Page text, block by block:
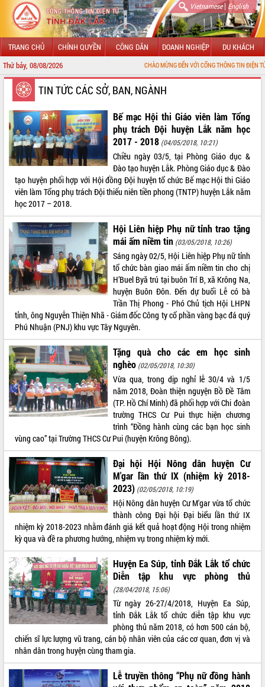
Vietnamese| English
TRANG CHỦ CHÍNH QUYỀN CÔNG DÂN DOANH NGHIỆP DU KHÁCH
Thứ bảy, 08/08/2026 CHÀO MỪNG ĐẾN VỚI CỔNG THÔNG TIN ĐIỆN TỬ TỈNH ĐẮK LẮK
GIỚI THIỆU
LÃNH ĐẠO UBND TỈNH
TIN TỨC SỰ KIỆN
SỞ, BAN, NGÀNH
UBND CÁC XÃ, PHƯỜNG
THÔNG TIN CHỈ ĐẠO ĐIỀU HÀNH
HỆ THỐNG VĂN BẢN
VĂN BẢN HĐND TỈNH
ĐIỂM TIN VĂN BẢN
VIDEO
Không có file video nào để phát.
ALBUM ẢNH
TIN TỨC CÁC SỞ, BAN, NGÀNH
Bế mạc Hội thi Giáo viên làm Tổng
phụ trách Đội huyện Lắk năm học
2017 - 2018 (04/05/2018, 10:21)
Chiều ngày 03/5, tại Phòng Giáo dục &
Đào tạo huyện Lắk. Phòng Giáo dục & Đào
tạo huyện phối hợp với Hội đồng Đội huyện tổ chức Bế mạc Hội thi Giáo
viên làm Tổng phụ trách Đội thiếu niên tiền phong (TNTP) huyện Lắk năm
học 2017 – 2018.
Hội Liên hiệp Phụ nữ tỉnh trao tặng
mái ấm niềm tin (03/05/2018, 10:26)
Sáng ngày 02/5, Hội Liên hiệp Phụ nữ tỉnh
tổ chức bàn giao mái ấm niềm tin cho chị
H’Buel Byă trú tại buôn Trí B, xã Krông Na,
huyện Buôn Đôn. Đến dự buổi Lễ có bà
Trần Thị Phong - Phó Chủ tịch Hội LHPN
tỉnh, ông Nguyễn Thiện Nhã - Giám đốc Công ty cổ phần vàng bạc đá quý
Phú Nhuận (PNJ) khu vực Tây Nguyên.
Tặng quà cho các em học sinh
nghèo (02/05/2018, 10:30)
Vừa qua, trong dịp nghỉ lễ 30/4 và 1/5
năm 2018, Đoàn thiện nguyện Bồ Đề Tâm
(TP. Hồ Chí Minh) đã phối hợp với Chi đoàn
trường THCS Cư Pui thực hiện chương
trình “Đồng hành cùng các bạn học sinh
vùng cao” tại Trường THCS Cư Pui (huyện Krông Bông).
Đại hội Hội Nông dân huyện Cư
M'gar lần thứ IX (nhiệm kỳ 2018-
2023) (02/05/2018, 10:19)
Hội Nông dân huyện Cư M'gar vừa tổ chức
thành công Đại hội Đại biểu lần thứ IX
nhiệm kỳ 2018-2023 nhằm đánh giá kết quả hoạt động Hội trong nhiệm
kỳ qua và đề ra phương hướng, nhiệm vụ trong nhiệm kỳ mới.
Huyện Ea Súp, tỉnh Đắk Lắk tổ chức
Diễn tập khu vực phòng thủ
(28/04/2018, 15:06)
Từ ngày 26-27/4/2018, Huyện Ea Súp,
tỉnh Đắk Lắk tổ chức diễn tập khu vực
phòng thủ năm 2018, có hơn 500 cán bộ,
chiến sĩ lực lượng vũ trang, cán bộ nhân viên của các cơ quan, đơn vị và
nhân dân trong huyện cùng tham gia.
Lễ truyền thông “Phụ nữ đồng hành